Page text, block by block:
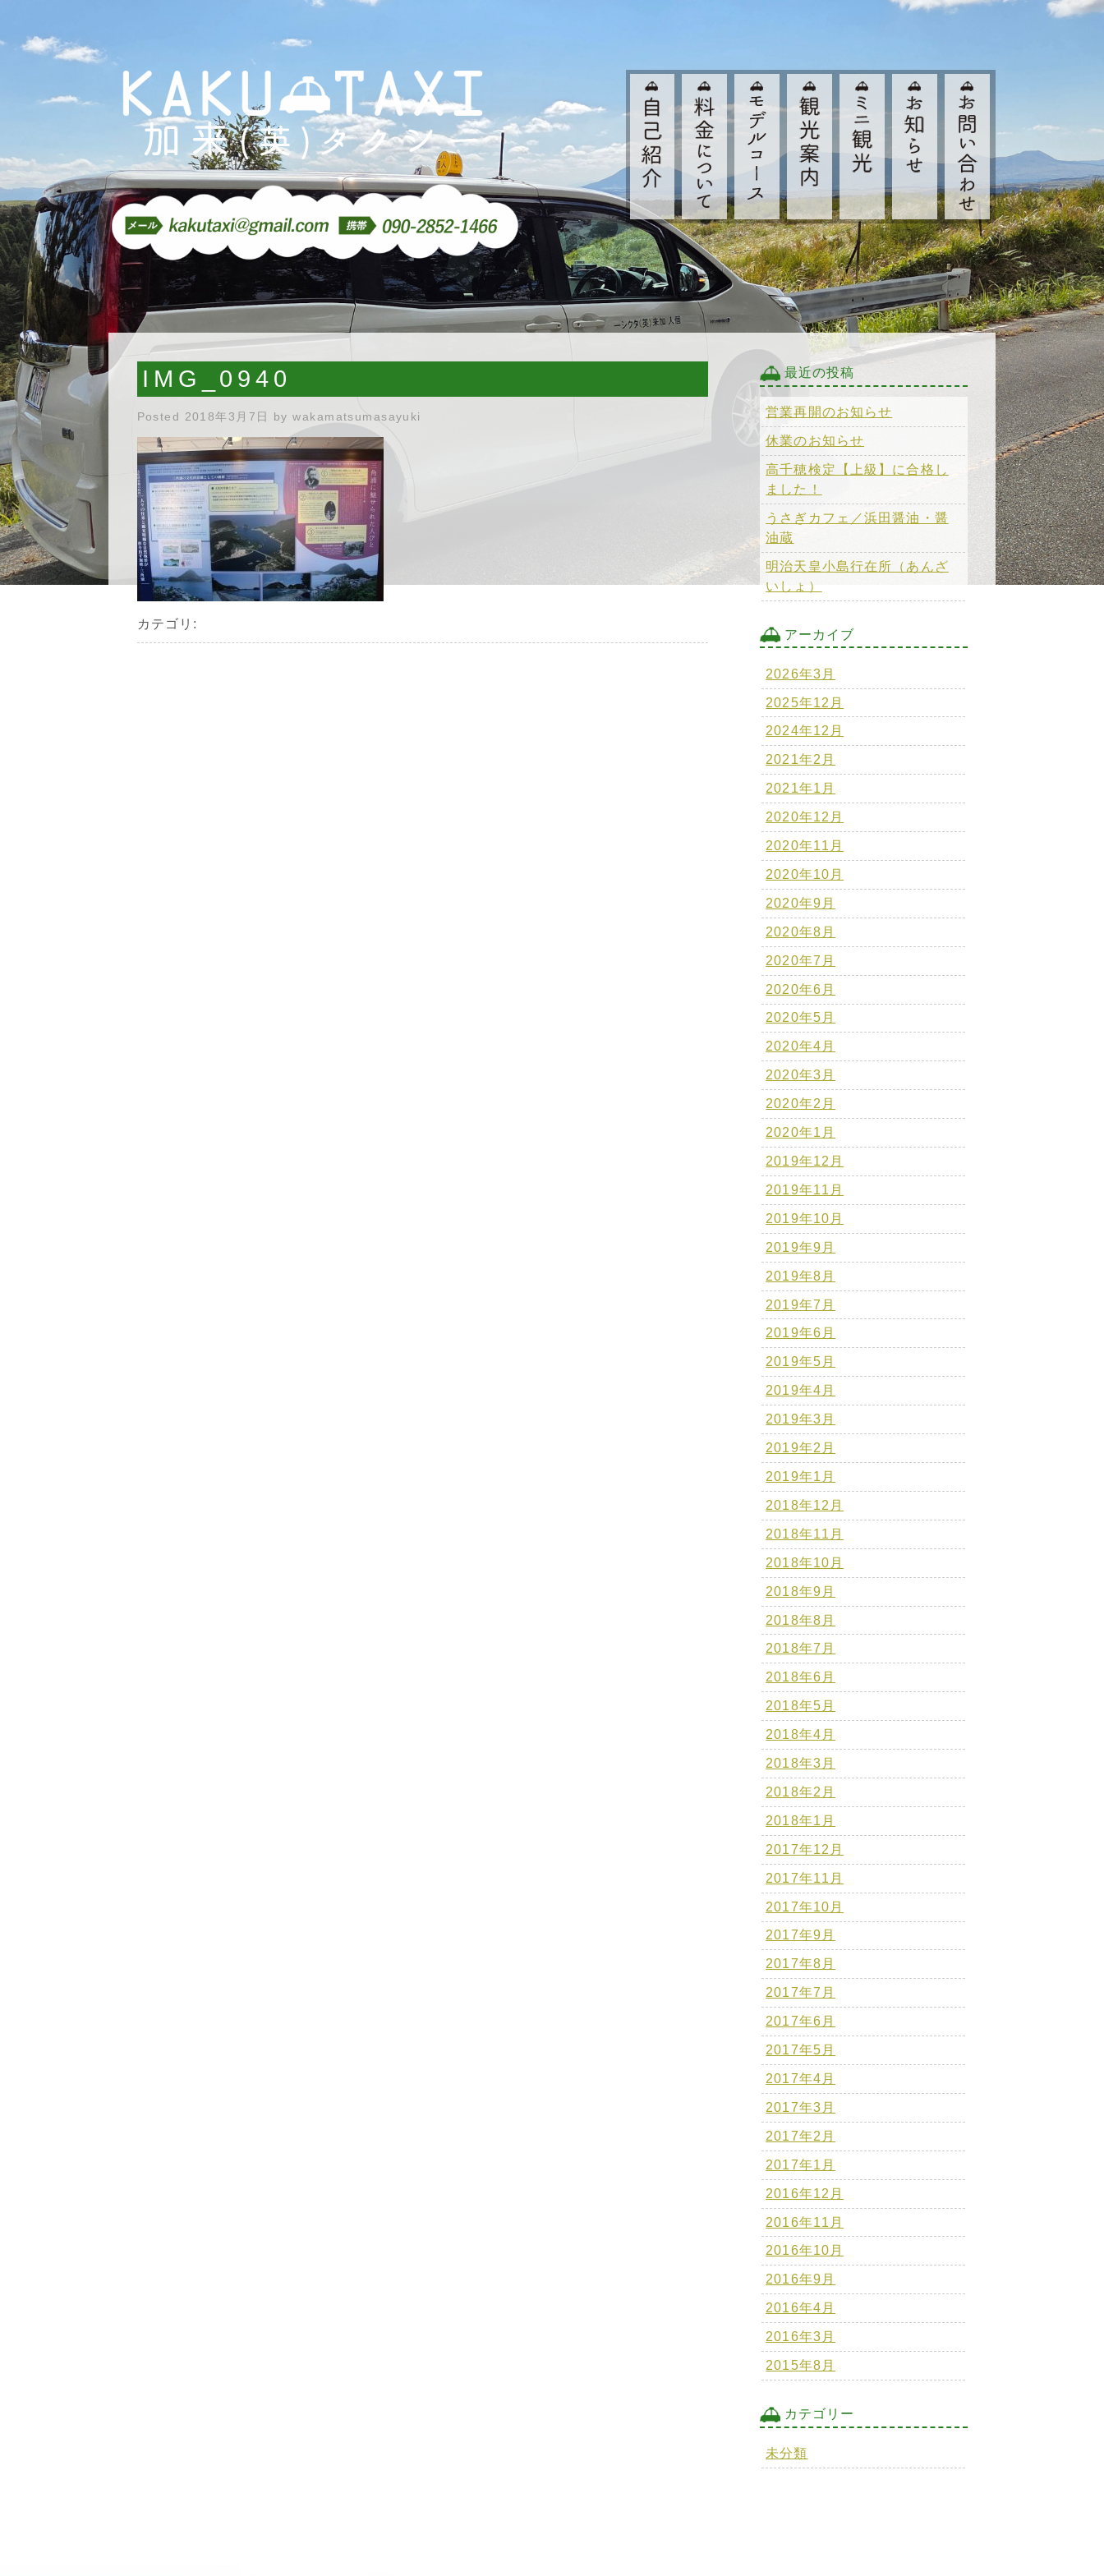
IMG_0940
Posted 2018年3月7日 bywakamatsumasayuki
カテゴリ:
最近の投稿
営業再開のお知らせ
休業のお知らせ
高千穂検定【上級】に合格し
ました！
うさぎカフェ／浜田醤油・醤
油蔵
明治天皇小島行在所（あんざ
いしょ）
アーカイブ
2026年3月
2025年12月
2024年12月
2021年2月
2021年1月
2020年12月
2020年11月
2020年10月
2020年9月
2020年8月
2020年7月
2020年6月
2020年5月
2020年4月
2020年3月
2020年2月
2020年1月
2019年12月
2019年11月
2019年10月
2019年9月
2019年8月
2019年7月
2019年6月
2019年5月
2019年4月
2019年3月
2019年2月
2019年1月
2018年12月
2018年11月
2018年10月
2018年9月
2018年8月
2018年7月
2018年6月
2018年5月
2018年4月
2018年3月
2018年2月
2018年1月
2017年12月
2017年11月
2017年10月
2017年9月
2017年8月
2017年7月
2017年6月
2017年5月
2017年4月
2017年3月
2017年2月
2017年1月
2016年12月
2016年11月
2016年10月
2016年9月
2016年4月
2016年3月
2015年8月
カテゴリー
未分類